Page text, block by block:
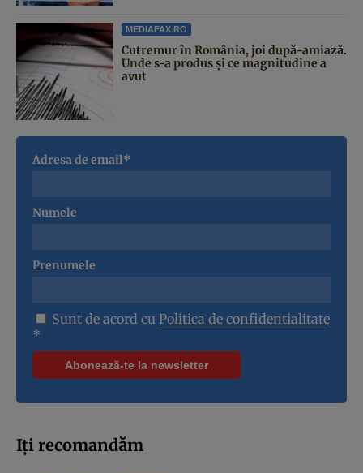
MEDIAFAX.RO
Cutremur în România, joi după-amiază.
Unde s-a produs și ce magnitudine a
avut
Adresa de email*
Numele
Prenumele
Sunt de acord cu Politica de confidentialitate
*
Iți recomandăm